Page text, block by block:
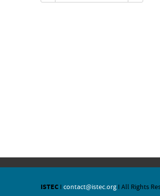
ISTEC I contact@istec.org I All Rights